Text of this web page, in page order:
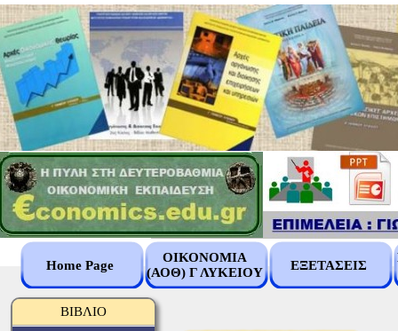
Home Page
ΟΙΚΟΝΟΜΙΑ
(ΑΟΘ) Γ ΛΥΚΕΙΟΥ
ΕΞΕΤΑΣΕΙΣ
ΒΙΒΛΙΟ